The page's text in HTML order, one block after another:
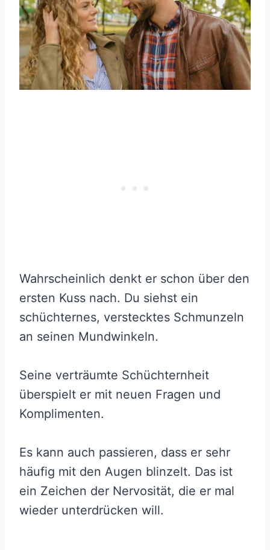
Wahrscheinlich denkt er schon über den
ersten Kuss nach. Du siehst ein
schüchternes, verstecktes Schmunzeln
an seinen Mundwinkeln.
Seine verträumte Schüchternheit
überspielt er mit neuen Fragen und
Komplimenten.
Es kann auch passieren, dass er sehr
häufig mit den Augen blinzelt. Das ist
ein Zeichen der Nervosität, die er mal
wieder unterdrücken will.